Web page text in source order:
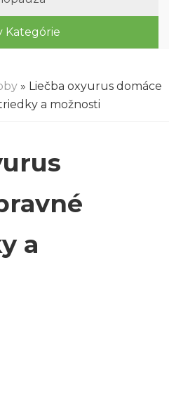
Kategórie
» Liečba oxyurus domáce
a možnosti
a